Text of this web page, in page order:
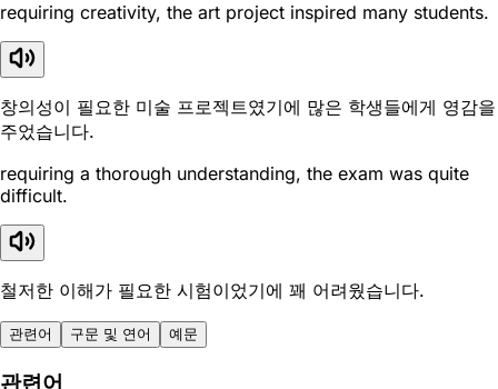
requiring creativity, the art project inspired many students.
창의성이 필요한 미술 프로젝트였기에 많은 학생들에게 영감을
주었습니다.
requiring a thorough understanding, the exam was quite
difficult.
철저한 이해가 필요한 시험이었기에 꽤 어려웠습니다.
관련어 구문 및 연어 예문
관련어